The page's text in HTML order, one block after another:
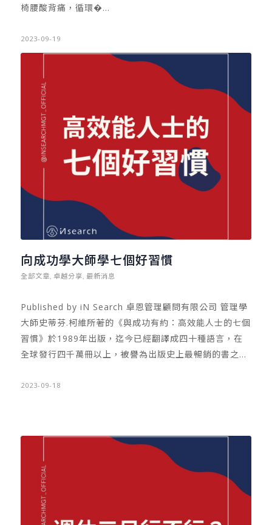
椅腰酸背痛，循環�…
2023-09-19
向成功學大師學七個好習慣
全部文章 卓越分享 最新消息
Published by iN Search 卓恩管理顧問有限公司 管理學
大師史蒂芬.柯維所著的《與成功有約：高效能人士的七個
習慣》於1989年出版，迄今已經翻譯成四十種語言，在
全球發行四千萬冊以上，被譽為出版史上最暢銷的書之
從品性到行為，是一本能豐富自己與他人生命的好書。本
約。 一、主動積極（Be…
2023-09-18